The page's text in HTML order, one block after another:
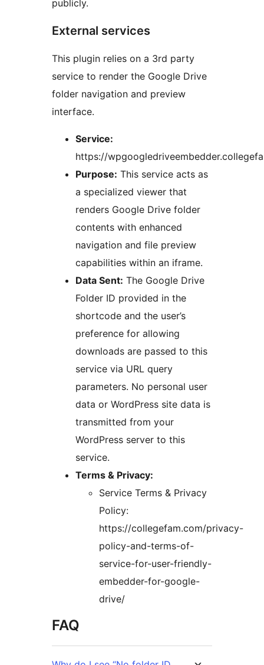
publicly.
External services
This plugin relies on a 3rd party
service to render the Google Drive
folder navigation and preview
interface.
Service:
https://
Purpose: This service acts as
a specialized viewer that
renders Google Drive folder
contents with enhanced
navigation and file preview
capabilities within an iframe.
Data Sent: The Google Drive
Folder ID provided in the
shortcode and the user’s
preference for allowing
downloads are passed to this
service via URL query
parameters. No personal user
data or WordPress site data is
transmitted from your
WordPress server to this
service.
Terms & Privacy:
Service Terms & Privacy
Policy:
https://collegefam.com/privacy-
policy-and-terms-of-
service-for-user-friendly-
embedder-for-google-
drive/
FAQ